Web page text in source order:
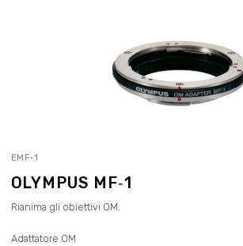
EMF-1
OLYMPUS MF‑1
Rianima gli obiettivi OM.
Adattatore OM